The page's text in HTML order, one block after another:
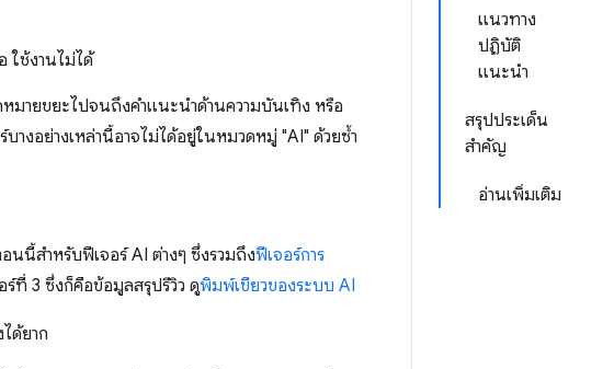
แนวทาง
ปฏิบัติ
แนะนำ
สรุปประเด็น
สำคัญ
อ่านเพิ่มเติม
ใช้งานไม่ได้
มายขยะไปจนถึงคำแนะนำด้านความบันเทิง หรือ
บางอย่างเหล่านี้อาจไม่ได้อยู่ในหมวดหมู่ "AI" ด้วยซ้ำ
นนี้สำหรับฟีเจอร์ AI ต่างๆ ซึ่งรวมถึงฟีเจอร์การ
ร์ที่ 3 ซึ่งก็คือข้อมูลสรุปรีวิว ดูพิมพ์เขียวของระบบ AI
ด้ยาก